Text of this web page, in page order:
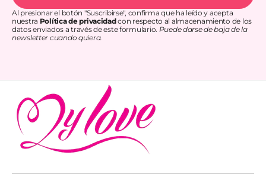
Al presionar el botón "Suscribirse", confirma que ha leído y acepta
nuestra Política de privacidadcon respecto al almacenamiento de los
datos enviados a través de este formulario. Puede darse de baja de la
newsletter cuando quiera.